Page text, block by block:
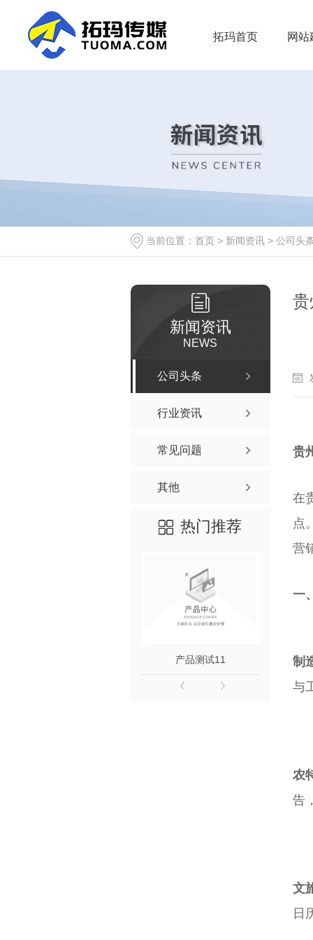
拓玛首页 网站
当前位置： 首页 > 新闻资讯 > 公司头
新闻资讯
NEWS
公司头条
行业资讯
常见问题
其他
热门推荐
产品测试11
贵
在
点
营
一
制
与
农
告
文
日